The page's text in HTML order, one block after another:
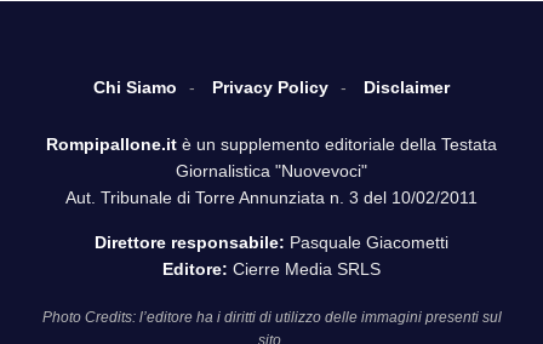
Chi Siamo Privacy Policy Disclaimer
Rompipallone.it è un supplemento editoriale della Testata
Giornalistica "Nuovevoci"
Aut. Tribunale di Torre Annunziata n. 3 del 10/02/2011
Direttore responsabile: Pasquale Giacometti
Editore: Cierre Media SRLS
Photo Credits: l’editore ha i diritti di utilizzo delle immagini presenti sul
sito.